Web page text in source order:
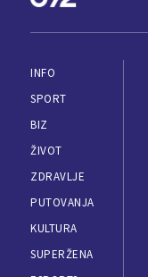
INFO
SPORT
BIZ
ŽIVOT
ZDRAVLJE
PUTOVANJA
KULTURA
SUPERŽENA